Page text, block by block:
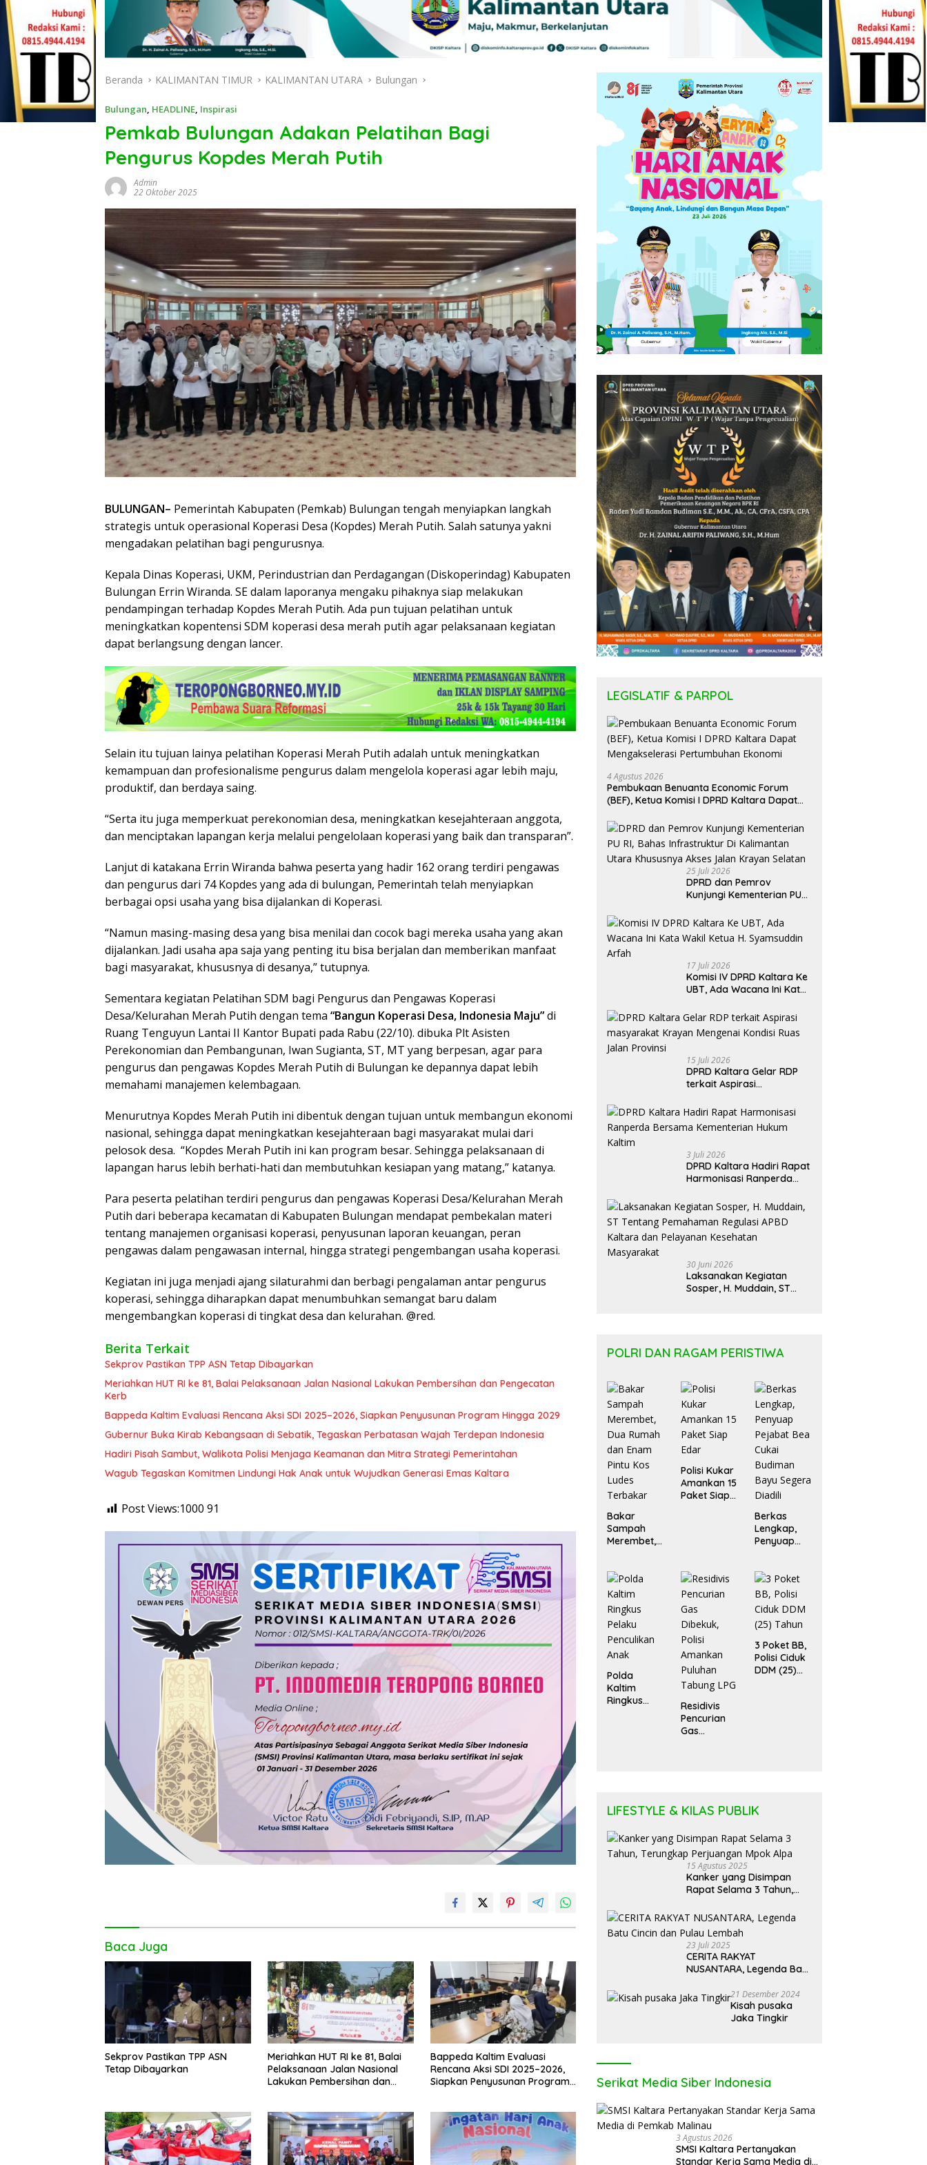
Beranda KALIMANTAN TIMUR KALIMANTAN UTARA Bulungan
Bulungan, HEADLINE, Inspirasi
Pemkab Bulungan Adakan Pelatihan Bagi
Pengurus Kopdes Merah Putih
Admin
22 Oktober 2025
BULUNGAN– Pemerintah Kabupaten (Pemkab) Bulungan tengah menyiapkan langkah
strategis untuk operasional Koperasi Desa (Kopdes) Merah Putih. Salah satunya yakni
mengadakan pelatihan bagi pengurusnya.
Kepala Dinas Koperasi, UKM, Perindustrian dan Perdagangan (Diskoperindag) Kabupaten
Bulungan Errin Wiranda. SE dalam laporanya mengaku pihaknya siap melakukan
pendampingan terhadap Kopdes Merah Putih. Ada pun tujuan pelatihan untuk
meningkatkan kopentensi SDM koperasi desa merah putih agar pelaksanaan kegiatan
dapat berlangsung dengan lancer.
Selain itu tujuan lainya pelatihan Koperasi Merah Putih adalah untuk meningkatkan
kemampuan dan profesionalisme pengurus dalam mengelola koperasi agar lebih maju,
produktif, dan berdaya saing.
“Serta itu juga memperkuat perekonomian desa, meningkatkan kesejahteraan anggota,
dan menciptakan lapangan kerja melalui pengelolaan koperasi yang baik dan transparan”.
Lanjut di katakana Errin Wiranda bahwa peserta yang hadir 162 orang terdiri pengawas
dan pengurus dari 74 Kopdes yang ada di bulungan, Pemerintah telah menyiapkan
berbagai opsi usaha yang bisa dijalankan di Koperasi.
“Namun masing-masing desa yang bisa menilai dan cocok bagi mereka usaha yang akan
dijalankan. Jadi usaha apa saja yang penting itu bisa berjalan dan memberikan manfaat
bagi masyarakat, khususnya di desanya,” tutupnya.
Sementara kegiatan Pelatihan SDM bagi Pengurus dan Pengawas Koperasi
Desa/Kelurahan Merah Putih dengan tema “Bangun Koperasi Desa, Indonesia Maju”di
Ruang Tenguyun Lantai II Kantor Bupati pada Rabu (22/10). dibuka Plt Asisten
Perekonomian dan Pembangunan, Iwan Sugianta, ST, MT yang berpesan, agar para
pengurus dan pengawas Kopdes Merah Putih di Bulungan ke depannya dapat lebih
memahami manajemen kelembagaan.
Menurutnya Kopdes Merah Putih ini dibentuk dengan tujuan untuk membangun ekonomi
nasional, sehingga dapat meningkatkan kesejahteraan bagi masyarakat mulai dari
pelosok desa. “Kopdes Merah Putih ini kan program besar. Sehingga pelaksanaan di
lapangan harus lebih berhati-hati dan membutuhkan kesiapan yang matang,” katanya.
Para peserta pelatihan terdiri pengurus dan pengawas Koperasi Desa/Kelurahan Merah
Putih dari beberapa kecamatan di Kabupaten Bulungan mendapat pembekalan materi
tentang manajemen organisasi koperasi, penyusunan laporan keuangan, peran
pengawas dalam pengawasan internal, hingga strategi pengembangan usaha koperasi.
Kegiatan ini juga menjadi ajang silaturahmi dan berbagi pengalaman antar pengurus
koperasi, sehingga diharapkan dapat menumbuhkan semangat baru dalam
mengembangkan koperasi di tingkat desa dan kelurahan. @red.
Berita Terkait
Sekprov Pastikan TPP ASN Tetap Dibayarkan
Meriahkan HUT RI ke 81, Balai Pelaksanaan Jalan Nasional Lakukan Pembersihan dan Pengecatan
Kerb
Bappeda Kaltim Evaluasi Rencana Aksi SDI 2025–2026, Siapkan Penyusunan Program Hingga 2029
Gubernur Buka Kirab Kebangsaan di Sebatik, Tegaskan Perbatasan Wajah Terdepan Indonesia
Hadiri Pisah Sambut, Walikota Polisi Menjaga Keamanan dan Mitra Strategi Pemerintahan
Wagub Tegaskan Komitmen Lindungi Hak Anak untuk Wujudkan Generasi Emas Kaltara
Post Views:1000 91
Baca Juga
Sekprov Pastikan TPP ASN
Tetap Dibayarkan
Meriahkan HUT RI ke 81, Balai
Pelaksanaan Jalan Nasional
Lakukan Pembersihan dan
Bappeda Kaltim Evaluasi
Rencana Aksi SDI 2025–2026,
Siapkan Penyusunan Program
LEGISLATIF & PARPOL
4 Agustus 2026
Pembukaan Benuanta Economic Forum
(BEF), Ketua Komisi I DPRD Kaltara Dapat
25 Juli 2026
DPRD dan Pemrov
Kunjungi Kementerian PU
Kalimantan Utara
Khususnya Akses Jalan
Krayan Selatan
17 Juli 2026
Komisi IV DPRD Kaltara Ke
UBT, Ada Wacana Ini Kata
Arfah
15 Juli 2026
DPRD Kaltara Gelar RDP
terkait Aspirasi
Mengenai Kondisi Ruas
Jalan Provinsi
3 Juli 2026
DPRD Kaltara Hadiri Rapat
Harmonisasi Ranperda
Hukum Kaltim
30 Juni 2026
Laksanakan Kegiatan
Sosper, H. Muddain, ST
POLRI DAN RAGAM PERISTIWA
Bakar
Sampah
Merembet,
Pintu Kos
Ludes
Terbakar
Polisi Kukar
Amankan 15
Paket Siap
Berkas
Lengkap,
Penyuap
Budiman
Bayu
Segera
Diadili
Polda
Kaltim
Ringkus
Residivis
Pencurian
Gas
3 Poket BB,
Polisi Ciduk
DDM (25)
LIFESTYLE & KILAS PUBLIK
15 Agustus 2025
Kanker yang Disimpan
Rapat Selama 3 Tahun,
Mpok Alpa
23 Juli 2025
CERITA RAKYAT
NUSANTARA, Legenda Batu
21 Desember 2024
Kisah pusaka
Jaka Tingkir
Serikat Media Siber Indonesia
3 Agustus 2026
SMSI Kaltara Pertanyakan
Standar Kerja Sama Media di